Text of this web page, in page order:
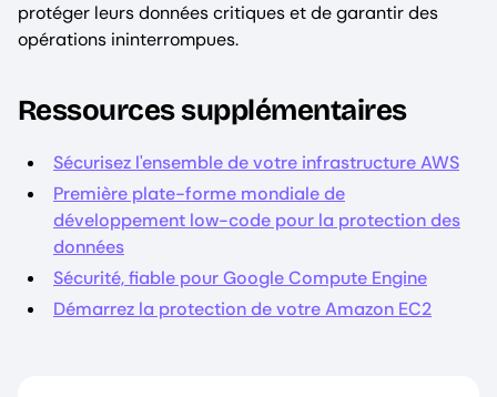
protéger leurs données critiques et de garantir des
opérations ininterrompues.
Ressources supplémentaires
Sécurisez l'ensemble de votre infrastructure AWS
Première plate-forme mondiale de
développement low-code pour la protection des
données
Sécurité, fiable pour Google Compute Engine
Démarrez la protection de votre Amazon EC2